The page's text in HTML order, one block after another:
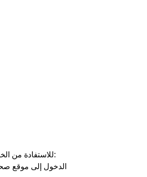
للاستفادة من الخصم كل ما عليك فعله هو اتباع الخطوات البسيطة التالية:
الدخول إلى موقع